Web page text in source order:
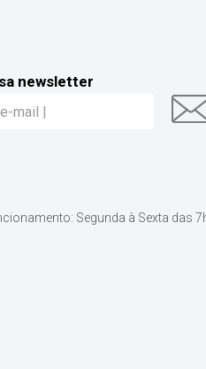
newsletter
Segunda à Sexta das